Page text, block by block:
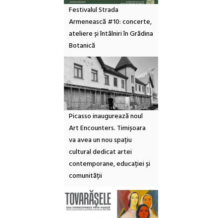
Festivalul Strada
Armenească #10: concerte,
ateliere și întâlniri în Grădina
Botanică
Picasso inaugurează noul
Art Encounters. Timișoara
va avea un nou spațiu
cultural dedicat artei
contemporane, educației și
comunității